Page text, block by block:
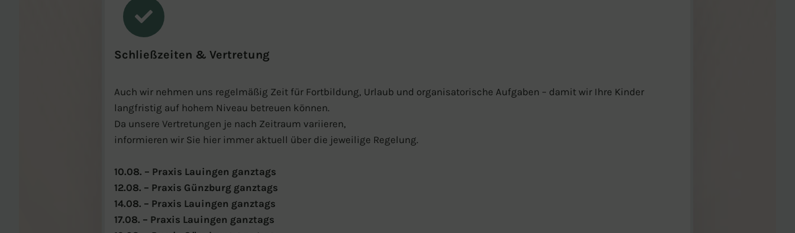
Schließzeiten & Vertretung
Auch wir nehmen uns regelmäßig Zeit für Fortbildung, Urlaub und organisatorische Aufgaben – damit wir Ihre Kinder
langfristig auf hohem Niveau betreuen können.
Da unsere Vertretungen je nach Zeitraum variieren,
informieren wir Sie hier immer aktuell über die jeweilige Regelung.
10.08. – Praxis Lauingen ganztags
12.08. – Praxis Günzburg ganztags
14.08. – Praxis Lauingen ganztags
17.08. – Praxis Lauingen ganztags